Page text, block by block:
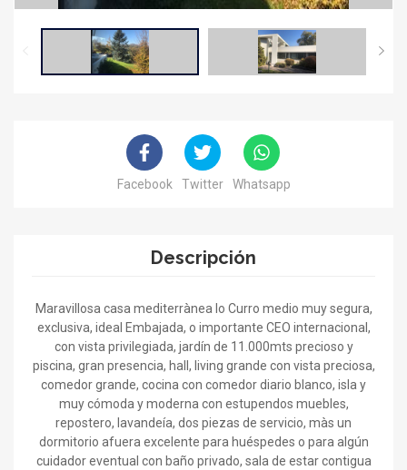
Facebook Twitter Whatsapp
Descripción
Maravillosa casa mediterrànea lo Curro medio muy segura,
exclusiva, ideal Embajada, o importante CEO internacional,
con vista privilegiada, jardín de 11.000mts precioso y
piscina, gran presencia, hall, living grande con vista preciosa,
comedor grande, cocina con comedor diario blanco, isla y
muy cómoda y moderna con estupendos muebles,
repostero, lavandeía, dos piezas de servicio, màs un
dormitorio afuera excelente para huéspedes o para algún
cuidador eventual con baño privado, sala de estar contigua